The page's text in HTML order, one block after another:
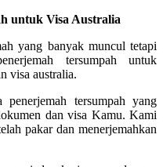
untuk Visa Australia
yang banyak muncul tetapi
tersumpah untuk
visa australia.
tersumpah yang
dan visa Kamu. Kami
pakar dan menerjemahkan